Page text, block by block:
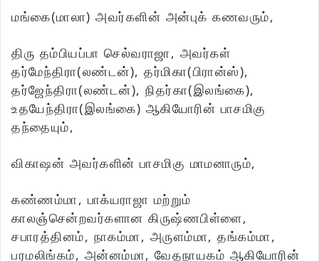
மங்கை(மாலா) அவர்களின் அன்புக் கணவரும்,
திரு தம்பியப்பா செல்வராஜா, அவர்கள்
தர்மேந்திரா(லண்டன்), தர்மிகா(பிரான்ஸ்),
தர்ஜேந்திரா(லண்டன்), நிதர்கா(இலங்கை),
உதயேந்திரா(இலங்கை) ஆகியோரின் பாசமிகு
தந்தையும்,
விகாஷன் அவர்களின் பாசமிகு மாமனாரும்,
கண்ணம்மா, பாக்யராஜா மற்றும்
காலஞ்சென்றவர்களான கிருஷ்ணபிள்ளை,
சபாரத்தினம், நாகம்மா, அருளம்மா, தங்கம்மா,
பரமலிங்கம், அன்னம்மா, வேதநாயகம் ஆகியோரின்